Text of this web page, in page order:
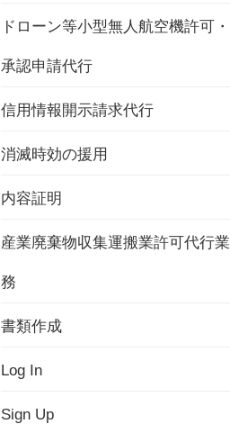
ドローン等小型無人航空機許可・
承認申請代行
信用情報開示請求代行
消滅時効の援用
内容証明
産業廃棄物収集運搬業許可代行業
務
書類作成
Log In
Sign Up